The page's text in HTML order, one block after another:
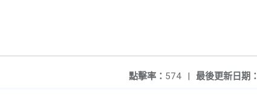
最後更新日期：
點擊率： 574 |